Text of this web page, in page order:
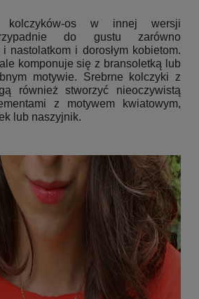
kolczyków-os w innej wersji
do gustu zarówno
nastolatkom i dorosłym kobietom.
komponuje się z bransoletką lub
motywie. Srebrne kolczyki z
również stworzyć nieoczywistą
z motywem kwiatowym,
lub naszyjnik.